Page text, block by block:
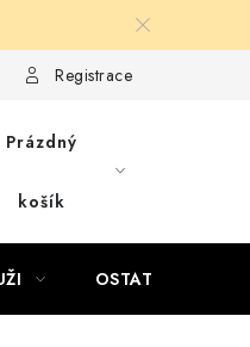
Registrace
Prázdný
košík
OSTATNÍ